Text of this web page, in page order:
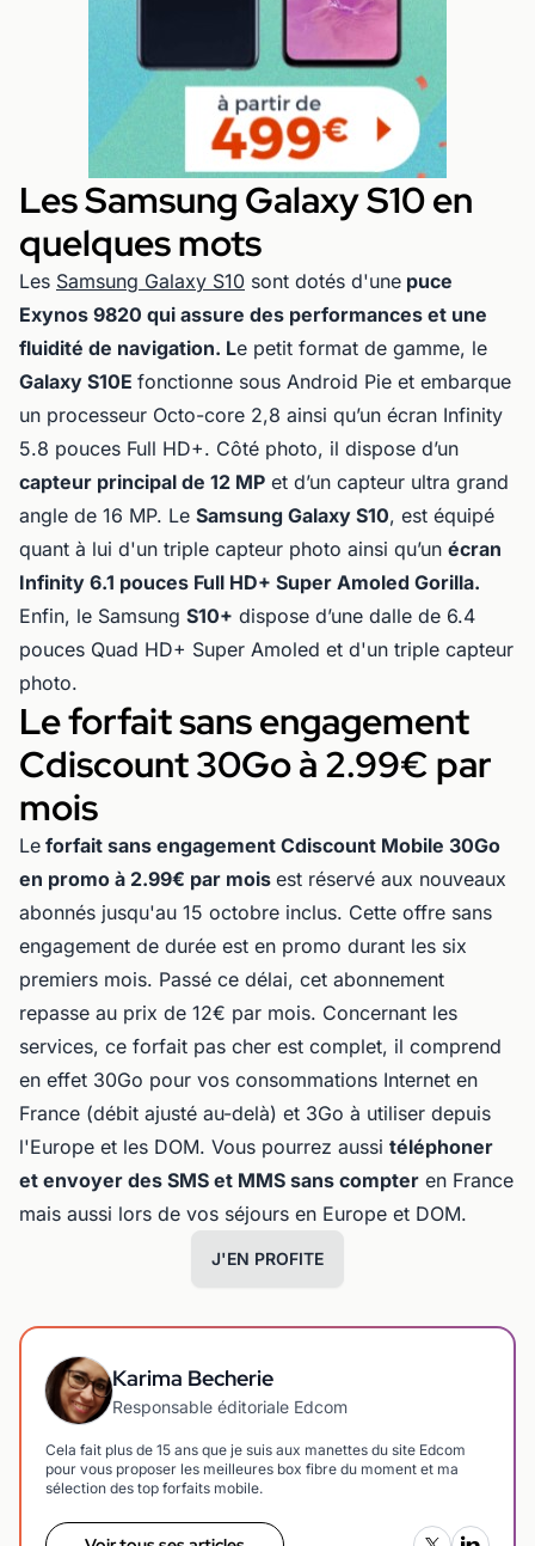
Les Samsung Galaxy S10 en
quelques mots
Les Samsung Galaxy S10 sont dotés d'une puce
Exynos 9820 qui assure des performances et une
fluidité de navigation. Le petit format de gamme, le
Galaxy S10E fonctionne sous Android Pie et embarque
un processeur Octo-core 2,8 ainsi qu’un écran Infinity
5.8 pouces Full HD+. Côté photo, il dispose d’un
capteur principal de 12 MP et d’un capteur ultra grand
angle de 16 MP. Le Samsung Galaxy S10, est équipé
quant à lui d'un triple capteur photo ainsi qu’un écran
Infinity 6.1 pouces Full HD+ Super Amoled Gorilla.
Enfin, le Samsung S10+ dispose d’une dalle de 6.4
pouces Quad HD+ Super Amoled et d'un triple capteur
photo.
Le forfait sans engagement
Cdiscount 30Go à 2.99€ par
mois
Le forfait sans engagement Cdiscount Mobile 30Go
en promo à 2.99€ par mois est réservé aux nouveaux
abonnés jusqu'au 15 octobre inclus. Cette offre sans
engagement de durée est en promo durant les six
premiers mois. Passé ce délai, cet abonnement
repasse au prix de 12€ par mois. Concernant les
services, ce forfait pas cher est complet, il comprend
en effet 30Go pour vos consommations Internet en
France (débit ajusté au-delà) et 3Go à utiliser depuis
l'Europe et les DOM. Vous pourrez aussi téléphoner
et envoyer des SMS et MMS sans compter en France
mais aussi lors de vos séjours en Europe et DOM.
J'EN PROFITE
Karima Becherie
Responsable éditoriale Edcom
Cela fait plus de 15 ans que je suis aux manettes du site Edcom
pour vous proposer les meilleures box fibre du moment et ma
sélection des top forfaits mobile.